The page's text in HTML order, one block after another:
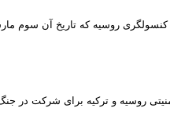
روسیه که تاریخ آن
و ترکیه برای شرکت در جنگ